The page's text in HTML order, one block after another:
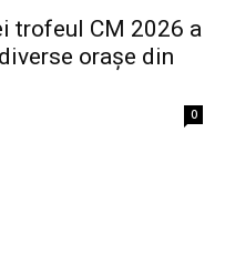
trofeul CM 2026 a
orașe din
0